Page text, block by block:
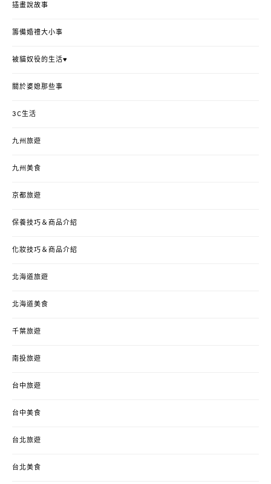
插畫說故事
籌備婚禮大小事
被貓奴役的生活♥
關於婆媳那些事
3C生活
九州旅遊
九州美食
京都旅遊
保養技巧＆商品介紹
化妝技巧＆商品介紹
北海道旅遊
北海道美食
千葉旅遊
南投旅遊
台中旅遊
台中美食
台北旅遊
台北美食